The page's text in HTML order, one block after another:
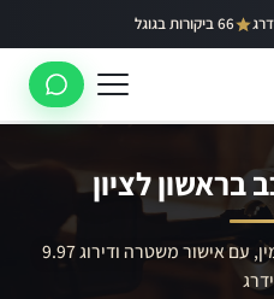
66 ביקורות בגוגל
בראשון לציון
שירות מנעולן מקצועי, מהיר ואמין, עם אישור משטרה ודירוג 9.97